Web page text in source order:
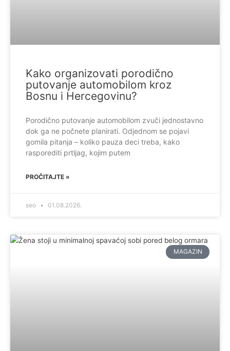
Kako organizovati porodično
putovanje automobilom kroz
Bosnu i Hercegovinu?
Porodično putovanje automobilom zvuči jednostavno
dok ga ne počnete planirati. Odjednom se pojavi
gomila pitanja – koliko pauza deci treba, kako
rasporediti prtljag, kojim putem
PROČITAJTE »
seo 01.08.2026.
MAGAZIN